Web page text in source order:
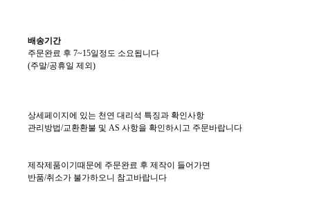
배송기간
주문완료 후 7~15일정도 소요됩니다
(주말/공휴일 제외)
상세페이지에 있는 천연 대리석 특징과 확인사항
관리방법/교환환불 및 AS 사항을 확인하시고 주문바랍니다
제작제품이기때문에 주문완료 후 제작이 들어가면
반품/취소가 불가하오니 참고바랍니다